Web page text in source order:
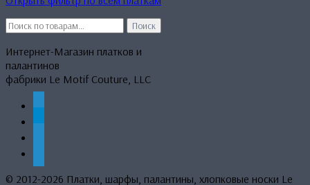
Искать:
Поиск
Интернет-Магазин платков и
палантинов
фабрики Le Motif Couture, LLC
© 2012-2026 Платки, шарфы, палантины, хлопковые носки Le